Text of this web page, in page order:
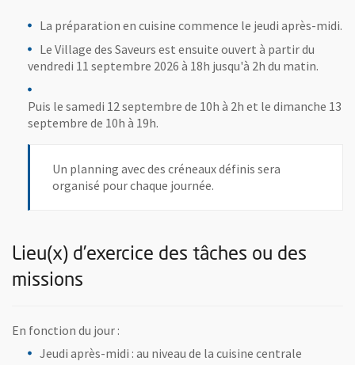
La préparation en cuisine commence le jeudi après-midi.
Le Village des Saveurs est ensuite ouvert à partir du
vendredi 11 septembre 2026 à 18h jusqu'à 2h du matin.
Puis le samedi 12 septembre de 10h à 2h et le dimanche 13
septembre de 10h à 19h.
Un planning avec des créneaux définis sera
organisé pour chaque journée.
Lieu(x) d’exercice des tâches ou des
missions
En fonction du jour :
Jeudi après-midi : au niveau de la cuisine centrale